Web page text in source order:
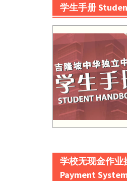
学生手册
学校无现金作业
Payment